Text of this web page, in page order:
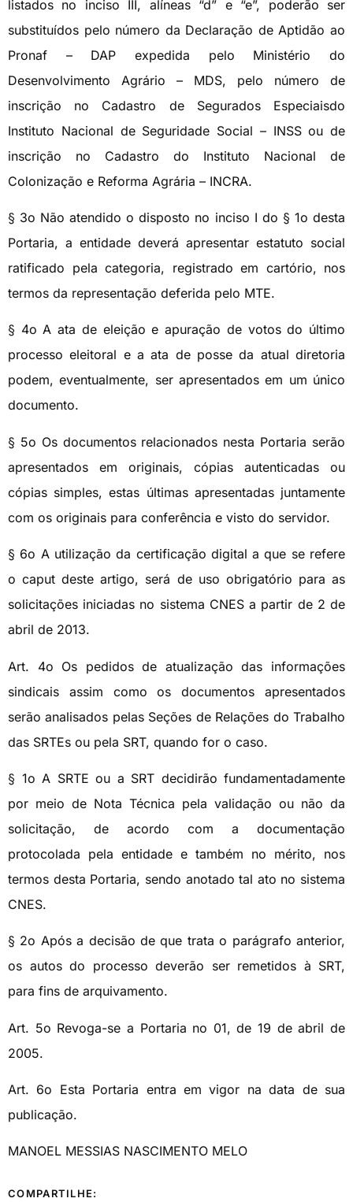
listados no inciso III, alíneas “d” e “e”, poderão ser
substituídos pelo número da Declaração de Aptidão ao
Pronaf – DAP expedida pelo Ministério do
Desenvolvimento Agrário – MDS, pelo número de
inscrição no Cadastro de Segurados Especiaisdo
Instituto Nacional de Seguridade Social – INSS ou de
inscrição no Cadastro do Instituto Nacional de
Colonização e Reforma Agrária – INCRA.
§ 3o Não atendido o disposto no inciso I do § 1o desta
Portaria, a entidade deverá apresentar estatuto social
ratificado pela categoria, registrado em cartório, nos
termos da representação deferida pelo MTE.
§ 4o A ata de eleição e apuração de votos do último
processo eleitoral e a ata de posse da atual diretoria
podem, eventualmente, ser apresentados em um único
documento.
§ 5o Os documentos relacionados nesta Portaria serão
apresentados em originais, cópias autenticadas ou
cópias simples, estas últimas apresentadas juntamente
com os originais para conferência e visto do servidor.
§ 6o A utilização da certificação digital a que se refere
o caput deste artigo, será de uso obrigatório para as
solicitações iniciadas no sistema CNES a partir de 2 de
abril de 2013.
Art. 4o Os pedidos de atualização das informações
sindicais assim como os documentos apresentados
serão analisados pelas Seções de Relações do Trabalho
das SRTEs ou pela SRT, quando for o caso.
§ 1o A SRTE ou a SRT decidirão fundamentadamente
por meio de Nota Técnica pela validação ou não da
solicitação, de acordo com a documentação
protocolada pela entidade e também no mérito, nos
termos desta Portaria, sendo anotado tal ato no sistema
CNES.
§ 2o Após a decisão de que trata o parágrafo anterior,
os autos do processo deverão ser remetidos à SRT,
para fins de arquivamento.
Art. 5o Revoga-se a Portaria no 01, de 19 de abril de
2005.
Art. 6o Esta Portaria entra em vigor na data de sua
publicação.
MANOEL MESSIAS NASCIMENTO MELO
COMPARTILHE: